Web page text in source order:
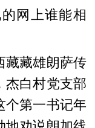
网上谁能相
藏雄朗萨传
杰白村党支部
个第一书记年